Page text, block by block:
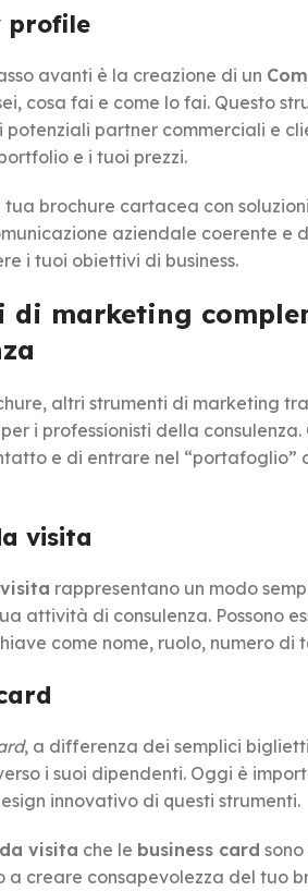
profile
avanti è la creazione di un
cosa fai e come lo fai. Questo
potenziali partner commerciali e
e i tuoi prezzi.
brochure cartacea con
aziendale coerente
i tuoi obiettivi di business.
di marketing
altri strumenti di marketing
i professionisti della
e di entrare nel “portafoglio”
visita
rappresentano un modo
attività di consulenza. Possono
come nome, ruolo, numero di
, a differenza dei semplici
i suoi dipendenti. Oggi è
innovativo di questi strumenti.
visita che le business card
a creare consapevolezza del tuo